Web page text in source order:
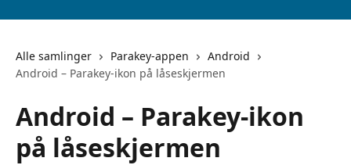
Alle samlinger Parakey-appen
Android
Android – Parakey-ikon på låseskjermen
Android – Parakey-ikon
på låseskjermen